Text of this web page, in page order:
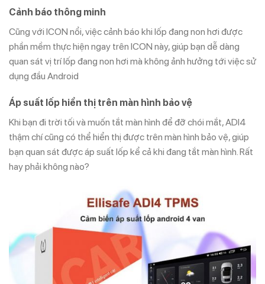
Cảnh báo thông minh
Cũng với ICON nổi, việc cảnh báo khi lốp đang non hơi được
phần mềm thực hiện ngay trên ICON này, giúp bạn dễ dàng
quan sát vị trí lốp đang non hơi mà không ảnh hưởng tới việc sử
dụng đầu Android
Áp suất lốp hiển thị trên màn hình bảo vệ
Khi bạn đi trời tối và muốn tắt màn hình để đỡ chói mắt, ADI4
thậm chí cũng có thể hiển thị được trên màn hình bảo vệ, giúp
bạn quan sát được áp suất lốp kể cả khi đang tắt màn hình. Rất
hay phải không nào?